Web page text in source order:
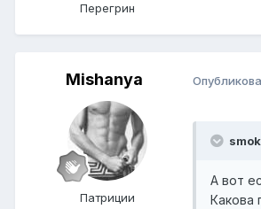
Перегрин
Mishanya
Патриции
А вот
Какова